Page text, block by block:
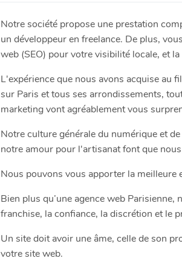
Notre société propose une prestation
un développeur en freelance. De plus,
web (SEO) pour votre visibilité locale, et
L'expérience que nous avons acquise au
sur Paris et tous ses arrondissements,
marketing vont agréablement vous
Notre culture générale du numérique et
notre amour pour l'artisanat font que
Nous pouvons vous apporter la
Bien plus qu’une agence web
franchise, la confiance, la discrétion et le
Un site doit avoir une âme, celle de son
votre site web.